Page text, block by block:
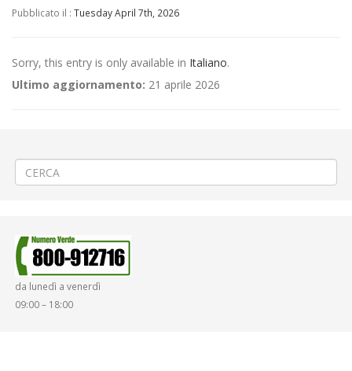
Pubblicato il : Tuesday April 7th, 2026
Sorry, this entry is only available in Italiano.
Ultimo aggiornamento: 21 aprile 2026
da lunedì a venerdì
09:00 – 18:00